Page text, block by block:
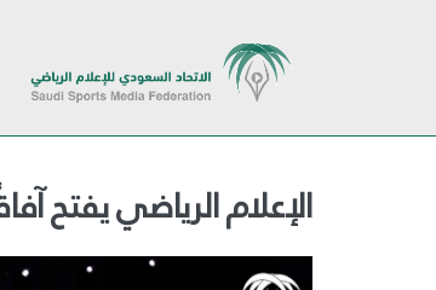
الإعلام الرياضي يفتح